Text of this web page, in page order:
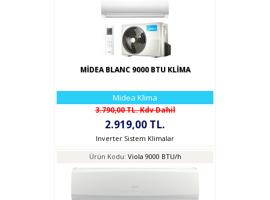
MİDEA BLANC 9000 BTU KLİMA
Midea Klima
3.790,00 TL. Kdv Dahil
2.919,00 TL.
Inverter Sistem Klimalar
Ürün Kodu: Viola 9000 BTU/h